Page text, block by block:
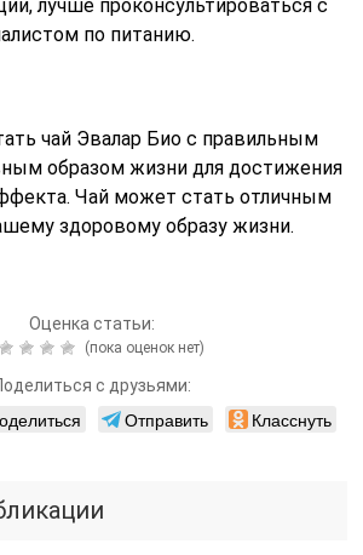
лучше проконсультироваться с
по питанию.
чай Эвалар Био с правильным
образом жизни для достижения
Чай может стать отличным
здоровому образу жизни.
Оценка статьи:
(пока оценок нет)
с друзьями:
Отправить Класснуть